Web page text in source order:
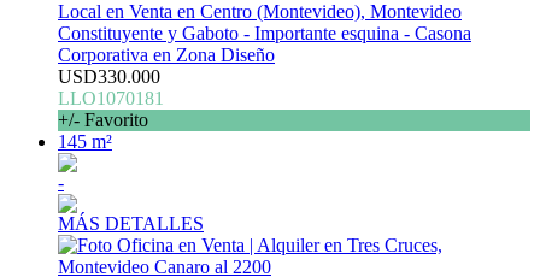
Local en Venta en Centro (Montevideo), Montevideo
Constituyente y Gaboto - Importante esquina - Casona
Corporativa en Zona Diseño
USD330.000
LLO1070181
+/- Favorito
145 m²
-
MÁS DETALLES